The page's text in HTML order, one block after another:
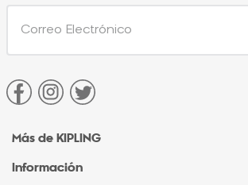
Más de KIPLING
Acerca de Kipling
Información